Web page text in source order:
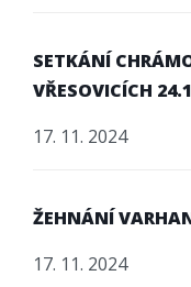
SETKÁNÍ
VŘESOVICÍCH
17. 11. 2024
ŽEHNÁNÍ
17. 11. 2024